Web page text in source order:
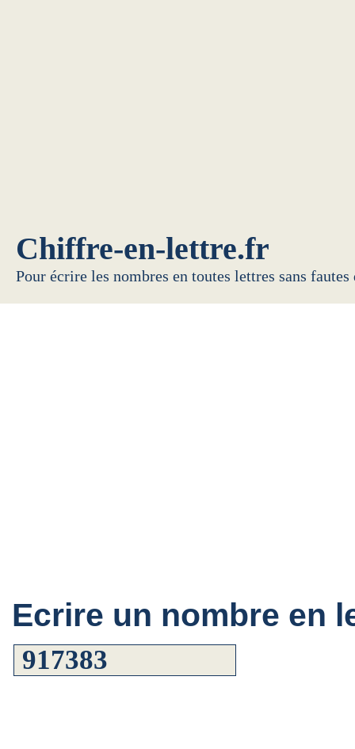
Chiffre-en-lettre.fr
Pour écrire les nombres en toutes lettres sans
Ecrire un nombre en